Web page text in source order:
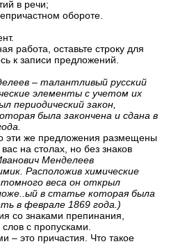
в речи;
обороте.
работа, оставьте строку для
к записи предложений.
– талантливый русский
элементы с учетом их
периодический закон,
была закончена и сдана в
эти же предложения размещены
на столах, но без знаков
Менделеев
Расположив химические
веса он открыл
в статье которая была
в феврале 1869 года.)
со знаками препинания,
с пропусками.
– это причастия. Что такое